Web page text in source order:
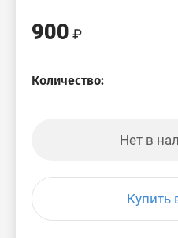
900
Количество:
Нет в
Купить